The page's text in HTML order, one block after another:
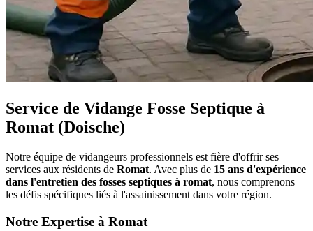
Service de Vidange Fosse Septique à
Romat (Doische)
Notre équipe de vidangeurs professionnels est fière d'offrir ses
services aux résidents de Romat. Avec plus de 15 ans d'expérience
dans l'entretien des fosses septiques à romat, nous comprenons
les défis spécifiques liés à l'assainissement dans votre région.
Notre Expertise à Romat